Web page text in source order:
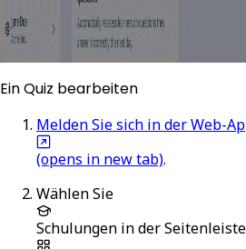
Ein Quiz bearbeiten
Melden Sie sich in der Web-
(opens in new tab).
Wählen Sie
Schulungen in der